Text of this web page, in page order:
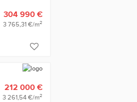
304 990 €
3 765,31 €/m2
212 000 €
3 261,54 €/m2